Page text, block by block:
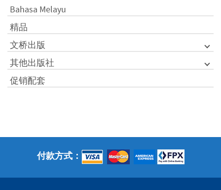
Bahasa Melayu
精品
文桥出版
其他出版社
促销配套
付款方式：